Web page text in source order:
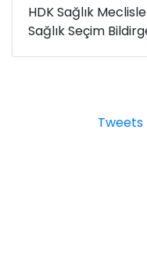
HDK Sağlık
Sağlık Seçim
Tweets